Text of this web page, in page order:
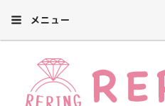
メニュー